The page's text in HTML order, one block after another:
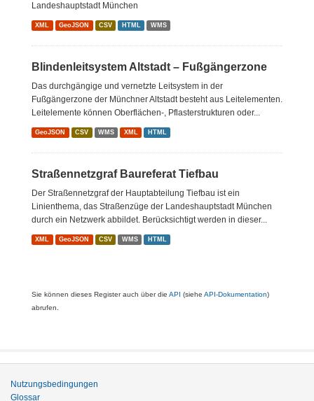
Landeshauptstadt München
XML GeoJSON CSV HTML WMS
Blindenleitsystem Altstadt – Fußgängerzone
Das durchgängige und vernetzte Leitsystem in der
Fußgängerzone der Münchner Altstadt besteht aus Leitelementen.
Leitelemente können Oberflächen-, Pflasterstrukturen oder...
GeoJSON CSV WMS XML HTML
Straßennetzgraf Baureferat Tiefbau
Der Straßennetzgraf der Hauptabteilung Tiefbau ist ein
Linienthema, das Straßenzüge der Landeshauptstadt München
durch ein Netzwerk abbildet. Berücksichtigt werden in dieser...
XML GeoJSON CSV WMS HTML
Sie können dieses Register auch über die API (siehe API-Dokumentation)
abrufen.
Nutzungsbedingungen
Glossar